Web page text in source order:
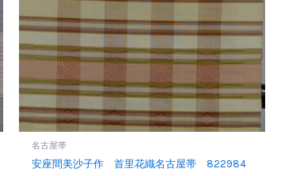
名古屋帯
安座間美沙子作 首里花織名古屋帯 822984